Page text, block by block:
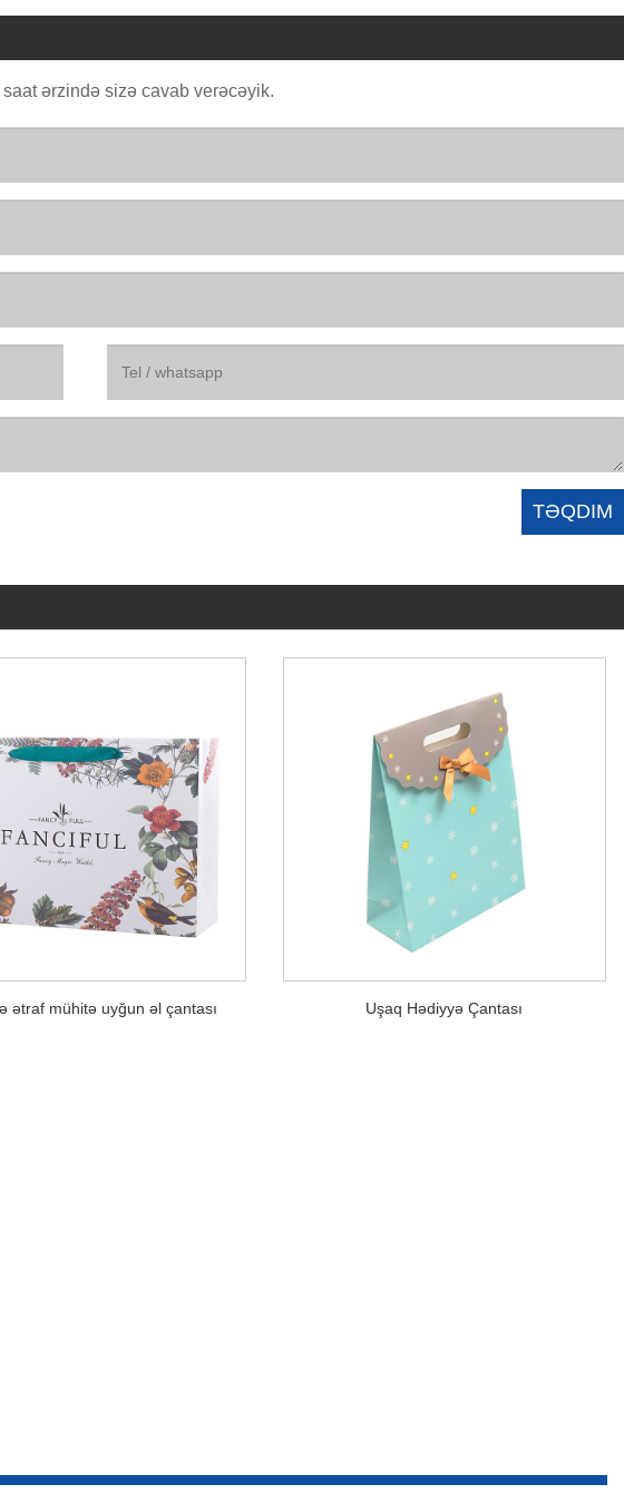
ərzində sizə cavab verəcəyik.
ətraf mühitə uyğun əl çantası Uşaq Hədiyyə Çantası